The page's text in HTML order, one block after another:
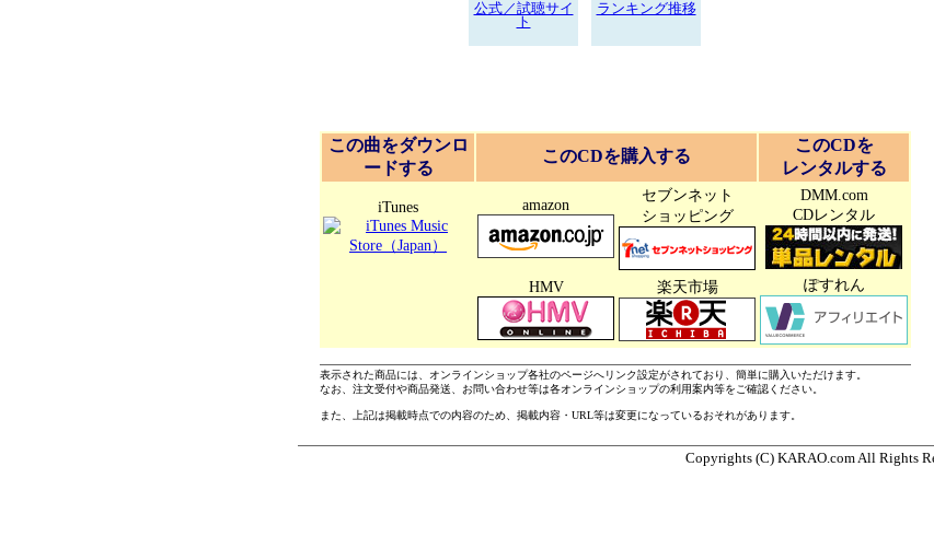
公式／試聴サイ
ト
ランキング推移
この曲をダウンロ
ードする
このCDを購入する
このCDを
レンタルする
iTunes amazon
セブンネット
ショッピング
DMM.com
CDレンタル
HMV 楽天市場 ぽすれん
表示された商品には、オンラインショップ各社のページへリンク設定がされており、簡単に購入いただけます。
なお、注文受付や商品発送、お問い合わせ等は各オンラインショップの利用案内等をご確認ください。
また、上記は掲載時点での内容のため、掲載内容・URL等は変更になっているおそれがあります。
Copyrights (C) KARAO.com All Rights